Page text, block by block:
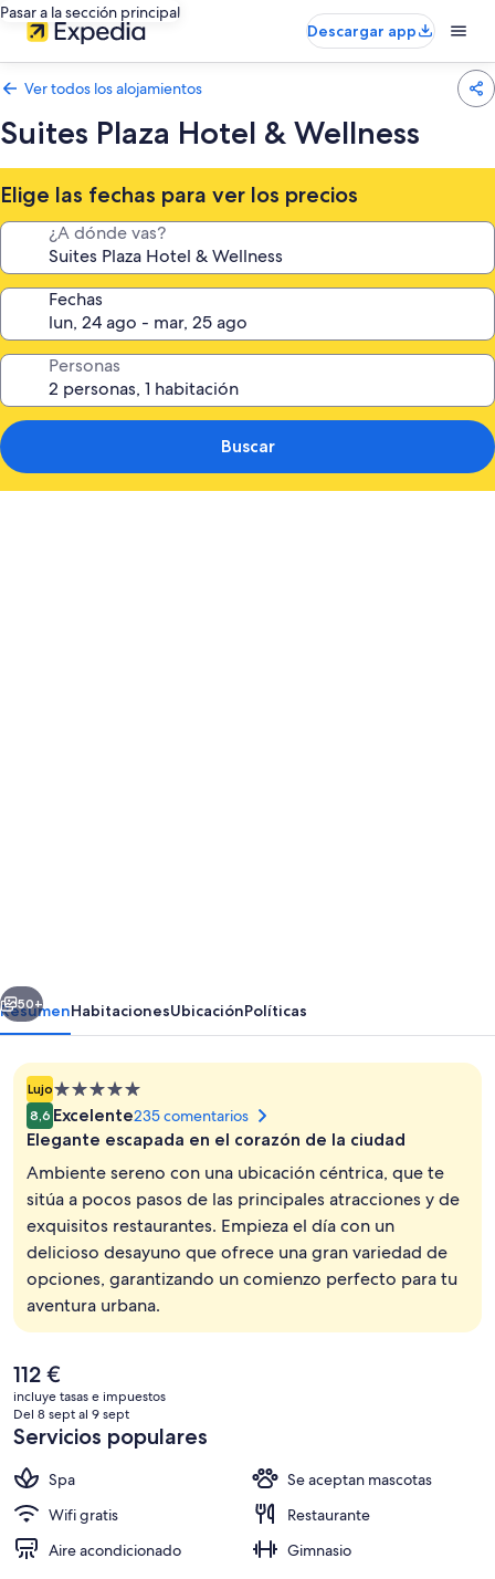
Pasar a la sección principal
Descargar app
Ver todos los alojamientos
Suites Plaza Hotel & Wellness
Elige las fechas para ver los precios
¿A dónde vas?
Fechas
Personas
Buscar
Wellness
Siguiente
50+
ResumenHabitacionesUbicaciónPolíticas
LujoAlojamiento
de
5.0 estrellas
8,6 Excelente235 comentarios
Elegante escapada en el corazón de la ciudad
Ambiente sereno con una ubicación céntrica, que te
sitúa a pocos pasos de las principales atracciones y de
exquisitos restaurantes. Empieza el día con un
delicioso desayuno que ofrece una gran variedad de
opciones, garantizando un comienzo perfecto para tu
aventura urbana.
El
precio
actual
es
de
112 €
112 €
incluye tasas e impuestos
Del 8 sept al 9 sept
Servicios populares
Spa
Se aceptan mascotas
Wifi gratis
Restaurante
Aire acondicionado
Gimnasio